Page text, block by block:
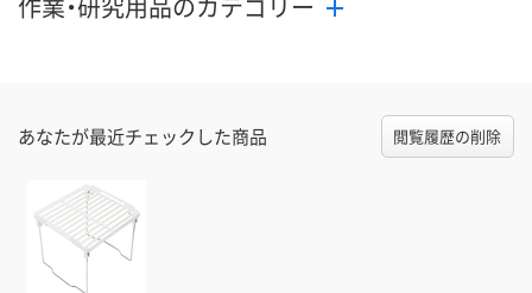
あなたが最近チェックした商品 閲覧履歴の削除